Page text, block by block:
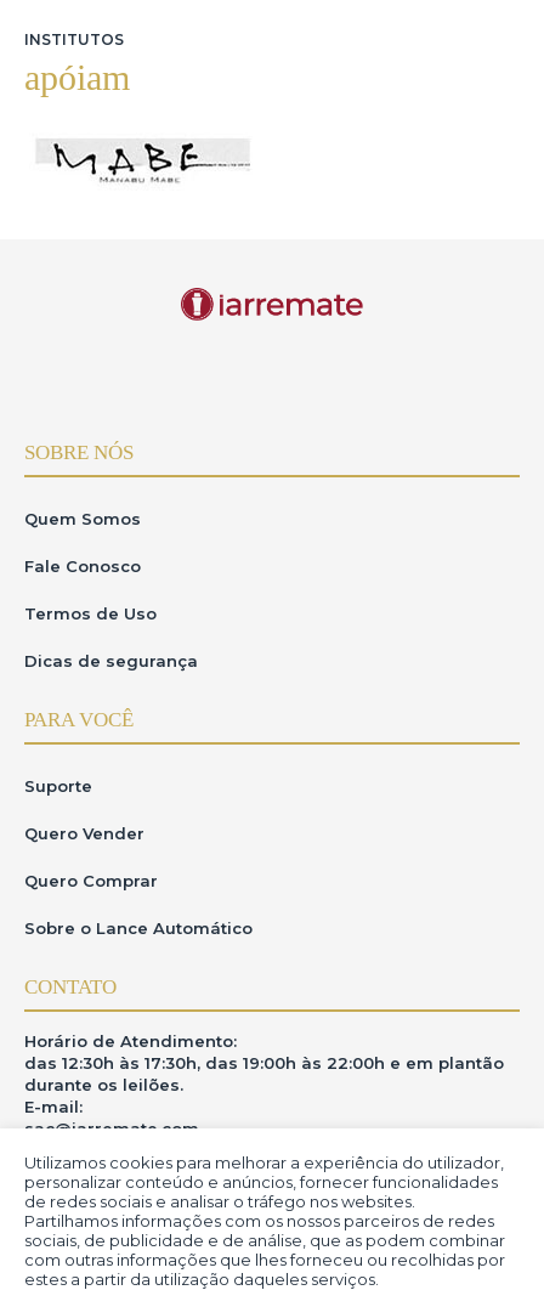
Utilizamos cookies para melhorar a experiência do utilizador,
personalizar conteúdo e anúncios, fornecer funcionalidades
de redes sociais e analisar o tráfego nos websites.
Partilhamos informações com os nossos parceiros de redes
sociais, de publicidade e de análise, que as podem combinar
com outras informações que lhes forneceu ou recolhidas por
estes a partir da utilização daqueles serviços.
INSTITUTOS
apóiam
SOBRE NÓS
Quem Somos
Fale Conosco
Termos de Uso
Dicas de segurança
PARA VOCÊ
Suporte
Quero Vender
Quero Comprar
Sobre o Lance Automático
CONTATO
Horário de Atendimento:
das 12:30h às 17:30h, das 19:00h às 22:00h e em plantão
durante os leilões.
E-mail:
sac@iarremate.com
ONDE ESTAMOS
R. Heitor Modesto, 28 - Estação São Lourenço - MG
CEP: 37470-000